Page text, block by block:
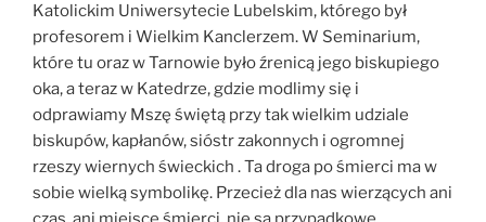
Katolickim Uniwersytecie Lubelskim, którego był
profesorem i Wielkim Kanclerzem. W Seminarium,
które tu oraz w Tarnowie było źrenicą jego biskupiego
oka, a teraz w Katedrze, gdzie modlimy się i
odprawiamy Mszę świętą przy tak wielkim udziale
biskupów, kapłanów, sióstr zakonnych i ogromnej
rzeszy wiernych świeckich . Ta droga po śmierci ma w
sobie wielką symbolikę. Przecież dla nas wierzących ani